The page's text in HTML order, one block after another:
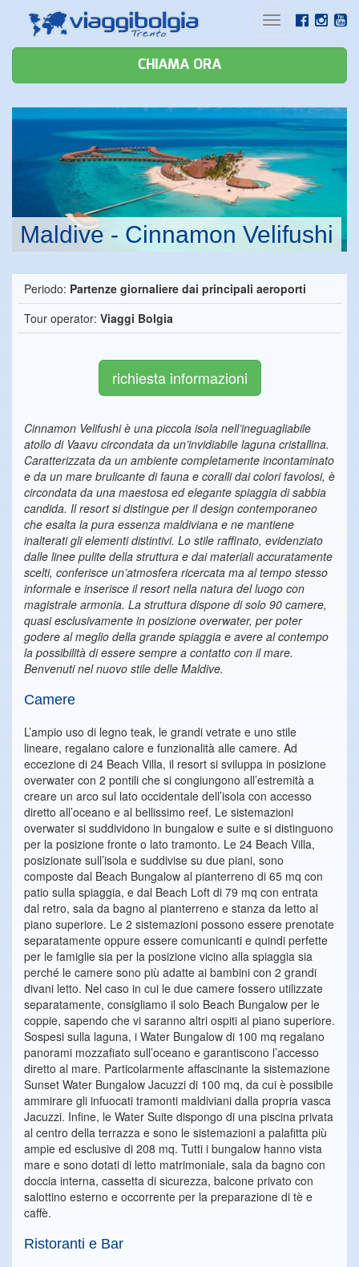
Toggle
CHIAMA ORA
Maldive - Cinnamon Velifushi
Periodo: Partenze giornaliere dai principali aeroporti
Tour operator: Viaggi Bolgia
richiesta informazioni
Cinnamon Velifushi è una piccola isola nell’ineguagliabile
atollo di Vaavu circondata da un’invidiabile laguna cristallina.
Caratterizzata da un ambiente completamente incontaminato
e da un mare brulicante di fauna e coralli dai colori favolosi, è
circondata da una maestosa ed elegante spiaggia di sabbia
candida. Il resort si distingue per il design contemporaneo
che esalta la pura essenza maldiviana e ne mantiene
inalterati gli elementi distintivi. Lo stile raffinato, evidenziato
dalle linee pulite della struttura e dai materiali accuratamente
scelti, conferisce un’atmosfera ricercata ma al tempo stesso
informale e inserisce il resort nella natura del luogo con
magistrale armonia. La struttura dispone di solo 90 camere,
quasi esclusivamente in posizione overwater, per poter
godere al meglio della grande spiaggia e avere al contempo
la possibilità di essere sempre a contatto con il mare.
Benvenuti nel nuovo stile delle Maldive.
Camere
L’ampio uso di legno teak, le grandi vetrate e uno stile
lineare, regalano calore e funzionalità alle camere. Ad
eccezione di 24 Beach Villa, il resort si sviluppa in posizione
overwater con 2 pontili che si congiungono all’estremità a
creare un arco sul lato occidentale dell’isola con accesso
diretto all’oceano e al bellissimo reef. Le sistemazioni
overwater si suddividono in bungalow e suite e si distinguono
per la posizione fronte o lato tramonto. Le 24 Beach Villa,
posizionate sull’isola e suddivise su due piani, sono
composte dal Beach Bungalow al pianterreno di 65 mq con
patio sulla spiaggia, e dal Beach Loft di 79 mq con entrata
dal retro, sala da bagno al pianterreno e stanza da letto al
piano superiore. Le 2 sistemazioni possono essere prenotate
separatamente oppure essere comunicanti e quindi perfette
per le famiglie sia per la posizione vicino alla spiaggia sia
perché le camere sono più adatte ai bambini con 2 grandi
divani letto. Nel caso in cui le due camere fossero utilizzate
separatamente, consigliamo il solo Beach Bungalow per le
coppie, sapendo che vi saranno altri ospiti al piano superiore.
Sospesi sulla laguna, i Water Bungalow di 100 mq regalano
panorami mozzafiato sull’oceano e garantiscono l’accesso
diretto al mare. Particolarmente affascinante la sistemazione
Sunset Water Bungalow Jacuzzi di 100 mq, da cui è possibile
ammirare gli infuocati tramonti maldiviani dalla propria vasca
Jacuzzi. Infine, le Water Suite dispongo di una piscina privata
al centro della terrazza e sono le sistemazioni a palafitta più
ampie ed esclusive di 208 mq. Tutti i bungalow hanno vista
mare e sono dotati di letto matrimoniale, sala da bagno con
doccia interna, cassetta di sicurezza, balcone privato con
salottino esterno e occorrente per la preparazione di tè e
caffè.
Ristoranti e Bar